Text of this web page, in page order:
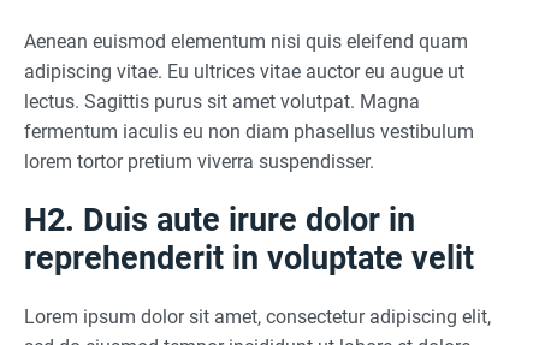
Aenean euismod elementum nisi quis eleifend quam
adipiscing vitae. Eu ultrices vitae auctor eu augue ut
lectus. Sagittis purus sit amet volutpat. Magna
fermentum iaculis eu non diam phasellus vestibulum
lorem tortor pretium viverra suspendisser.
H2. Duis aute irure dolor in
reprehenderit in voluptate velit
Lorem ipsum dolor sit amet, consectetur adipiscing elit,